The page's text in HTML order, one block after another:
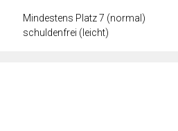
Mindestens Platz 7 (normal)
schuldenfrei (leicht)